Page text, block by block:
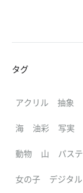
タグ
アクリル 抽象
海 油彩 写実
動物 山 パス
女の子 デジタル